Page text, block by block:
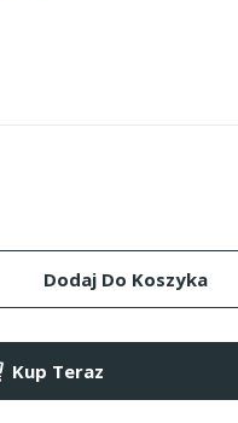
Dodaj Do Koszyka
Kup Teraz